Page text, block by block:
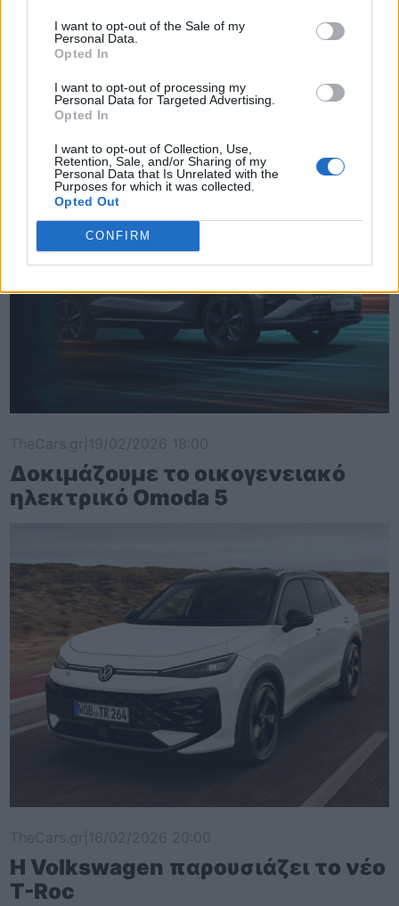
I want to opt-out of the Sale of my
Personal Data.
Opted In
I want to opt-out of processing my
Personal Data for Targeted Advertising.
Opted In
I want to opt-out of Collection, Use,
Retention, Sale, and/or Sharing of my
Personal Data that Is Unrelated with the
Purposes for which it was collected.
Opted Out
CONFIRM
Δείτε επίσης
Δοκιμάζουμε το οικογενειακό
ηλεκτρικό Omoda 5
Η Volkswagen παρουσιάζει το νέο
T-Roc